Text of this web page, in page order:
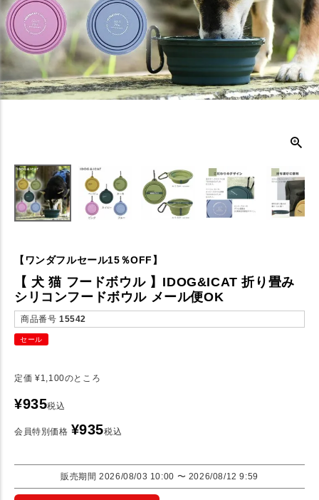
【ワンダフルセール15％OFF】
【 犬 猫 フードボウル 】IDOG&ICAT 折り畳み
シリコンフードボウル メール便OK
商品番号 15542
セール
定価 ¥1,100のところ
¥935税込
会員特別価格 ¥935税込
販売期間 2026/08/03 10:00 〜 2026/08/12 9:59